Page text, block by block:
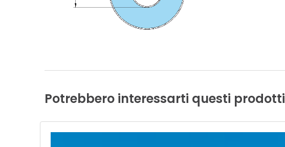
Potrebbero interessarti questi prodotti